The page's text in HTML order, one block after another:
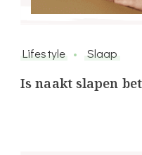
Lifestyle Slaap
Is naakt slapen